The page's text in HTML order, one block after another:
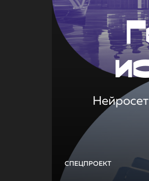
СПЕЦПРОЕКТ